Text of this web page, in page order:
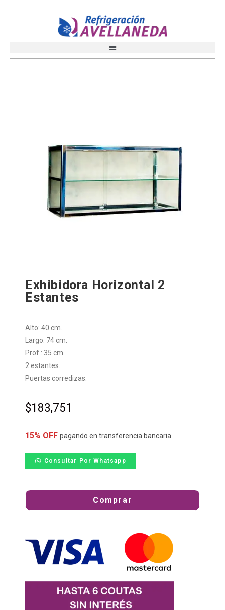
Exhibidora Horizontal 2
Estantes
Alto: 40 cm.
Largo: 74 cm.
Prof.: 35 cm.
2 estantes.
Puertas corredizas.
$183,751
15% OFF pagando en transferencia bancaria
Consultar Por Whatsapp
Comprar